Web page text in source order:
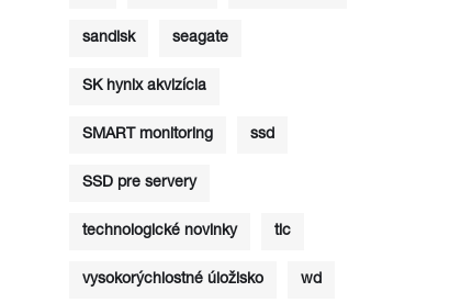
sandisk seagate
SK hynix akvizícia
SMART monitoring ssd
SSD pre servery
technologické novinky tlc
vysokorýchlostné úložisko wd